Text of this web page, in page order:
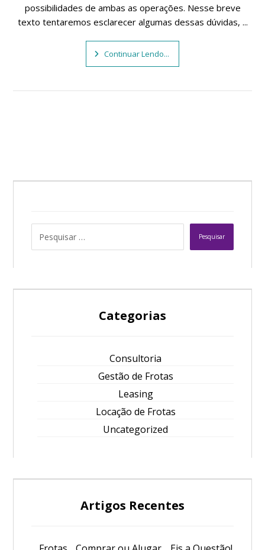
possibilidades de ambas as operações. Nesse breve
texto tentaremos esclarecer algumas dessas dúvidas, ...
Continuar Lendo...
Pesquisar
Categorias
Consultoria
Gestão de Frotas
Leasing
Locação de Frotas
Uncategorized
Artigos Recentes